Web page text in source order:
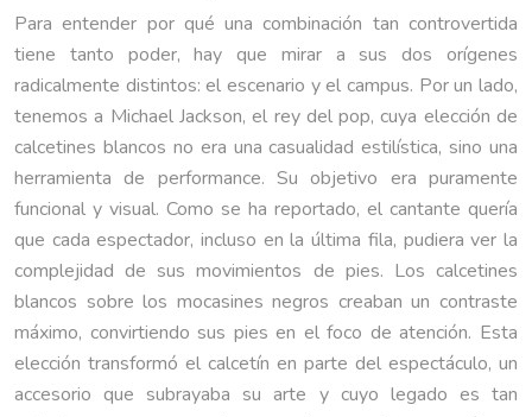
Para entender por qué una combinación tan controvertida
tiene tanto poder, hay que mirar a sus dos orígenes
radicalmente distintos: el escenario y el campus. Por un lado,
tenemos a Michael Jackson, el rey del pop, cuya elección de
calcetines blancos no era una casualidad estilística, sino una
herramienta de performance. Su objetivo era puramente
funcional y visual. Como se ha reportado, el cantante quería
que cada espectador, incluso en la última fila, pudiera ver la
complejidad de sus movimientos de pies. Los calcetines
blancos sobre los mocasines negros creaban un contraste
máximo, convirtiendo sus pies en el foco de atención. Esta
elección transformó el calcetín en parte del espectáculo, un
accesorio que subrayaba su arte y cuyo legado es tan